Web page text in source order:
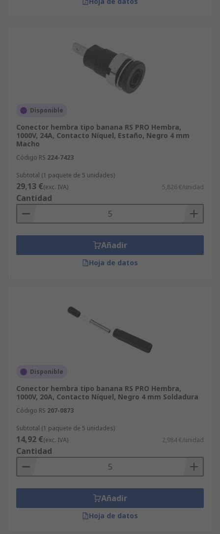
Disponible
Conector hembra tipo banana RS PRO Hembra,
1000V, 24A, Contacto Níquel, Estaño, Negro 4 mm
Macho
Código RS 224-7423
Subtotal (1 paquete de 5 unidades)
29,13 €(exc. IVA) 5,826 €/unidad
Cantidad
Añadir
Hoja de datos
Disponible
Conector hembra tipo banana RS PRO Hembra,
1000V, 20A, Contacto Níquel, Negro 4 mm Soldadura
Código RS 207-0873
Subtotal (1 paquete de 5 unidades)
14,92 €(exc. IVA) 2,984 €/unidad
Cantidad
Añadir
Hoja de datos